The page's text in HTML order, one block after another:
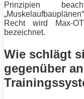
Prinzipien
Recht wird Max-
bezeichnet.
Wie schlägt
gegenüber